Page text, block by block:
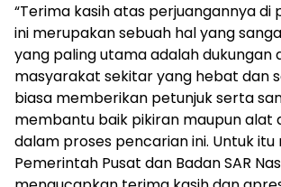
“Terima kasih atas perjuangannya di
ini merupakan sebuah hal yang
yang paling utama adalah dukungan
masyarakat sekitar yang hebat dan
biasa memberikan petunjuk serta
membantu baik pikiran maupun alat
dalam proses pencarian ini. Untuk itu
Pemerintah Pusat dan Badan SAR